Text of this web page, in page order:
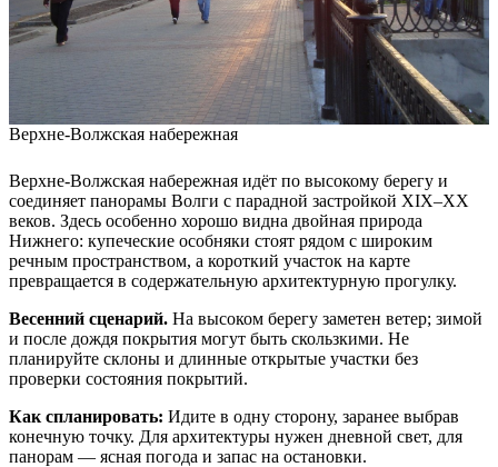
Верхне-Волжская набережная
Верхне-Волжская набережная идёт по высокому берегу и
соединяет панорамы Волги с парадной застройкой XIX–XX
веков. Здесь особенно хорошо видна двойная природа
Нижнего: купеческие особняки стоят рядом с широким
речным пространством, а короткий участок на карте
превращается в содержательную архитектурную прогулку.
Весенний сценарий. На высоком берегу заметен ветер; зимой
и после дождя покрытия могут быть скользкими. Не
планируйте склоны и длинные открытые участки без
проверки состояния покрытий.
Как спланировать: Идите в одну сторону, заранее выбрав
конечную точку. Для архитектуры нужен дневной свет, для
панорам — ясная погода и запас на остановки.